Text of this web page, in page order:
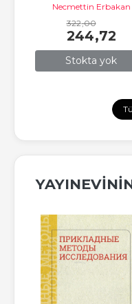
Stokta yok
Sosyoloji...
Necmettin Erbakan
Üniversitesi Yayınları
322,00
244,72